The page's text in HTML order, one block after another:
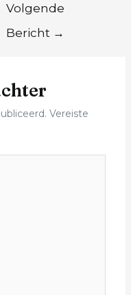
Volgende
Bericht →
Vereiste